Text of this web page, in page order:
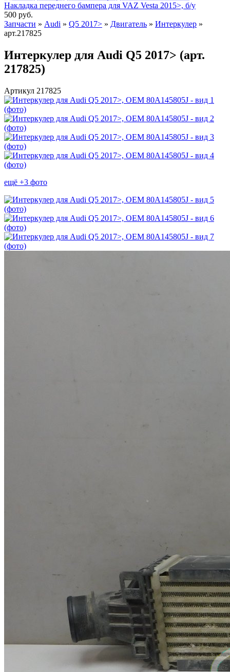
Накладка переднего бампера для VAZ Vesta 2015>, б/у
500 руб.
Запчасти » Audi » Q5 2017> » Двигатель » Интеркулер »
арт.217825
Интеркулер для Audi Q5 2017> (арт.
217825)
Артикул 217825
ещё +3 фото